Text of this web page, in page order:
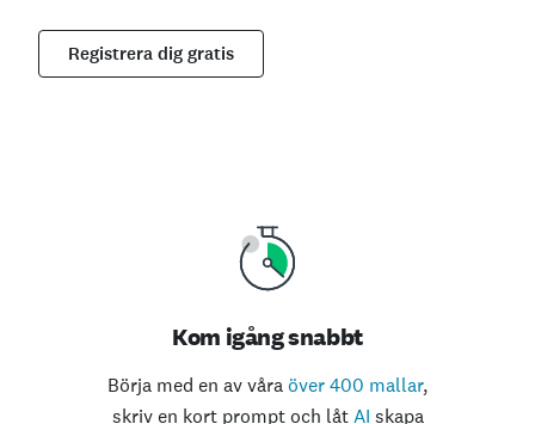
Registrera dig gratis
Kom igång snabbt
Börja med en av våraöver 400 mallar,
skriv en kort prompt och låtAI skapa